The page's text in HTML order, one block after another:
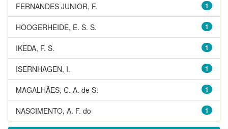
1
FERNANDES JUNIOR, F.
1
HOOGERHEIDE, E. S. S.
1
IKEDA, F. S.
1
ISERNHAGEN, I.
1
MAGALHÃES, C. A. de S.
1
NASCIMENTO, A. F. do